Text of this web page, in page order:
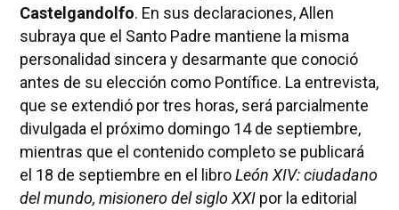
Castelgandolfo. En sus declaraciones, Allen
subraya que el Santo Padre mantiene la misma
personalidad sincera y desarmante que conoció
antes de su elección como Pontífice. La entrevista,
que se extendió por tres horas, será parcialmente
divulgada el próximo domingo 14 de septiembre,
mientras que el contenido completo se publicará
el 18 de septiembre en el libroLeón XIV: ciudadano
del mundo, misionero del siglo XXIpor la editorial